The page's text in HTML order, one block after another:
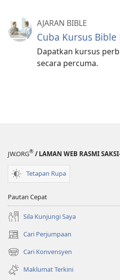
AJARAN BIBLE
Cuba Kursus Bible
Dapatkan kursus
secara percuma.
JW.ORG® / LAMAN WEB RASMI
Tetapan Rupa
Pautan Cepat
Sila Kunjungi Saya
Cari Perjumpaan
(membuka
tetingkap
baharu)
Cari Konvensyen
(membuka
tetingkap
baharu)
Maklumat Terkini